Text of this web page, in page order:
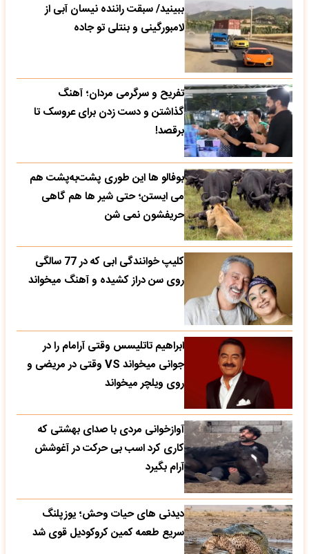
ببینید/ سبقت راننده نیسان آبی از
لامبورگینی و بنتلی تو جاده
تفریح و سرگرمی مردان؛ آهنگ
گذاشتن و دست زدن برای عروسک تا
برقصد!
بوفالو ها این‌ طوری پشت‌به‌پشت هم
می‌ ایستن؛ حتی شیر ها هم گاهی
حریفشون نمی‌ شن
کلیپ خوانندگی ابی که در 77 سالگی
روی سن دراز کشیده و آهنگ میخواند
ابراهیم تاتلیسس وقتی آرامام را در
جوانی میخواند VS وقتی در مریضی و
روی ویلچر میخواند
آوازخوانی مردی با صدای بهشتی که
کاری کرد اسب بی حرکت در آغوشش
آرام بگیرد
دیدنی های حیات وحش؛ یوزپلنگ
سریع طعمه کمین کروکودیل قوی شد